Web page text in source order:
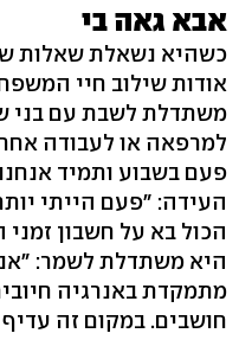
אבא גאה בי
כשהיא נשאלת שאלות
אודות שילוב חיי
משתדלת לשבת עם בני
למרפאה או לעבודה
פעם בשבוע ותמיד
העידה: "פעם הייתי
הכול בא על חשבון
היא משתדלת לשמר:
מתמקדת באנרגיה
חושבים. במקום זה